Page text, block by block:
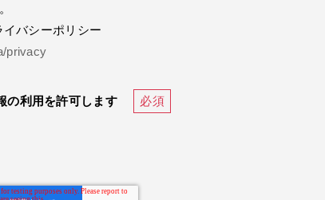
バシーポリシー
privacy
の利用を許可します